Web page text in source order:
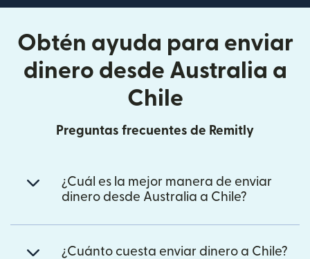
Obtén ayuda para enviar
dinero desde Australia a
Chile
Preguntas frecuentes de Remitly
¿Cuál es la mejor manera de enviar
dinero desde Australia a Chile?
¿Cuánto cuesta enviar dinero a Chile?